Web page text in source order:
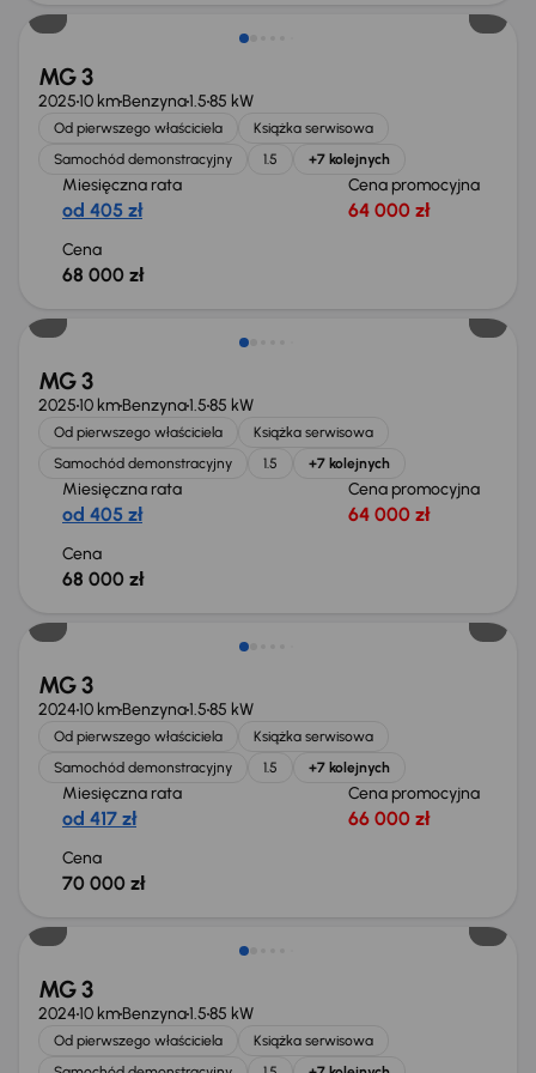
MG 3
202510 kmBenzyna1.585 kW
Od pierwszego właściciela
Książka serwisowa
Samochód demonstracyjny
1.5 +7 kolejnych
Miesięczna rata
od 405 zł
Cena promocyjna
64 000 zł
Cena
68 000 zł
Od nowego taniej o 11 137 zł
MG 3
202510 kmBenzyna1.585 kW
Od pierwszego właściciela
Książka serwisowa
Samochód demonstracyjny
1.5 +7 kolejnych
Miesięczna rata
od 405 zł
Cena promocyjna
64 000 zł
Cena
68 000 zł
Od nowego taniej o 8 965 zł
MG 3
202410 kmBenzyna1.585 kW
Od pierwszego właściciela
Książka serwisowa
Samochód demonstracyjny
1.5 +7 kolejnych
Miesięczna rata
od 417 zł
Cena promocyjna
66 000 zł
Cena
70 000 zł
MG 3
202410 kmBenzyna1.585 kW
Od pierwszego właściciela
Książka serwisowa